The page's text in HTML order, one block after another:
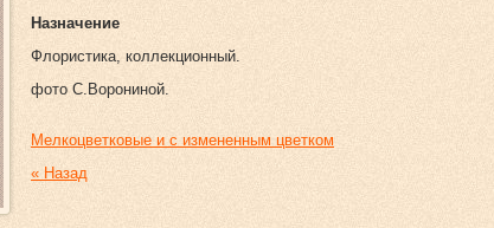
Назначение
Флористика, коллекционный.
фото С.Ворониной.
Мелкоцветковые и с измененным цветком
« Назад